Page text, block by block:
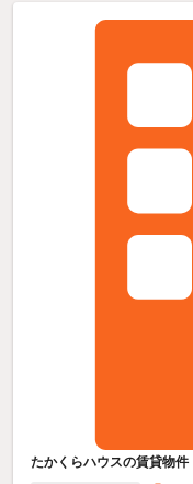
たかくらハウスの賃貸物件